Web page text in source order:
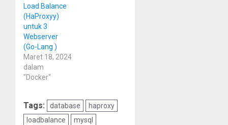
Load Balance
(HaProxyy)
untuk 3
Webserver
(Go-Lang )
Maret 18, 2024
dalam
"Docker"
Tags: database
haproxy
loadbalance
mysql